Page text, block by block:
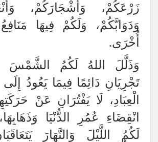
زَرْعَكُمْ، وَأَشْجَارَكُمْ،
وَدَوَابَّكُمْ، وَلَكُمْ فِيهَا
أُخْرَى.
وَذَلَّلَ اللهُ لَكُمُ الشَّمْسَ
تَجْرِيَانِ دَائِمًا فِيمَا يَعُودُ
الْعِبَادِ، لَا يَفْتُرَانِ عَنْ
انْقِضَاءِ عُمُرِ الدُّنْيَا
لَكُمُ اللَّيْلَ وَالنَّهَارَ